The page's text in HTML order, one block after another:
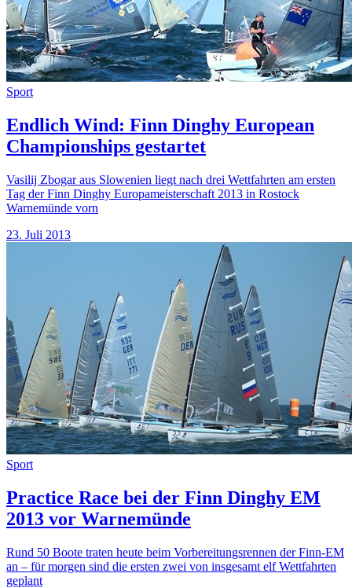
Sport
Endlich Wind: Finn Dinghy European
Championships gestartet
Vasilij Zbogar aus Slowenien liegt nach drei Wettfahrten am ersten
Tag der Finn Dinghy Europameisterschaft 2013 in Rostock
Warnemünde vorn
23. Juli 2013
Sport
Practice Race bei der Finn Dinghy EM
2013 vor Warnemünde
Rund 50 Boote traten heute beim Vorbereitungsrennen der Finn-EM
an – für morgen sind die ersten zwei von insgesamt elf Wettfahrten
geplant